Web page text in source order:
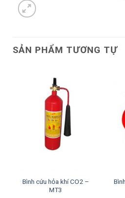
SẢN PHẨM TƯƠNG TỰ
Bình cứu hỏa khí CO2 –
MT3